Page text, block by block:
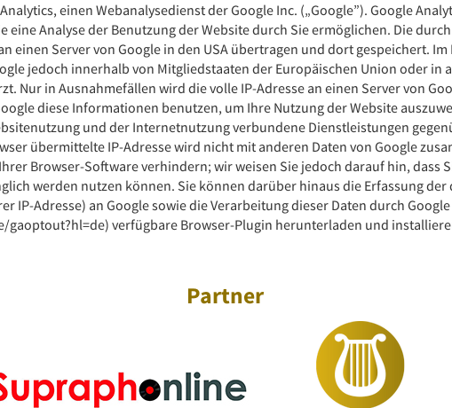
einen Webanalysedienst der Google Inc. („Google”). Google
Analyse der Benutzung der Website durch Sie ermöglichen. Die
einen Server von Google in den USA übertragen und dort gespeichert.
jedoch innerhalb von Mitgliedstaaten der Europäischen Union oder in
Nur in Ausnahmefällen wird die volle IP-Adresse an einen Server von
diese Informationen benutzen, um Ihre Nutzung der Website
und der Internetnutzung verbundene Dienstleistungen
übermittelte IP-Adresse wird nicht mit anderen Daten von Google
Browser-Software verhindern; wir weisen Sie jedoch darauf hin, dass
werden nutzen können. Sie können darüber hinaus die Erfassung
IP-Adresse) an Google sowie die Verarbeitung dieser Daten durch
verfügbare Browser-Plugin herunterladen und
Partner